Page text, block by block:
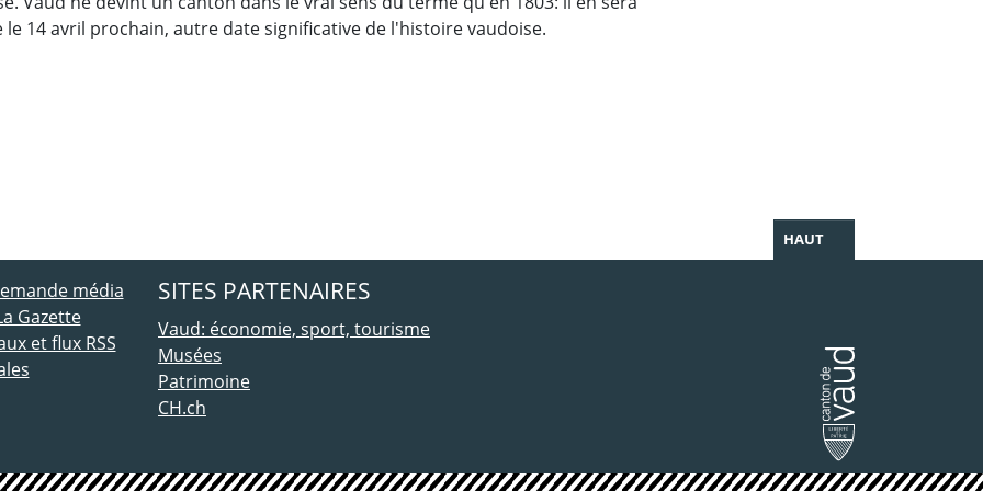
le 14 avril prochain, autre date significative de l'histoire vaudoise.
HAUT
média
Gazette
et flux RSS
SITES PARTENAIRES
Vaud: économie, sport, tourisme
Musées
Patrimoine
CH.ch